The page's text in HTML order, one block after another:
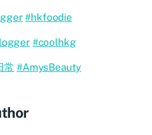
#hkfoodie
#coolhkg
常 #AmysBeauty